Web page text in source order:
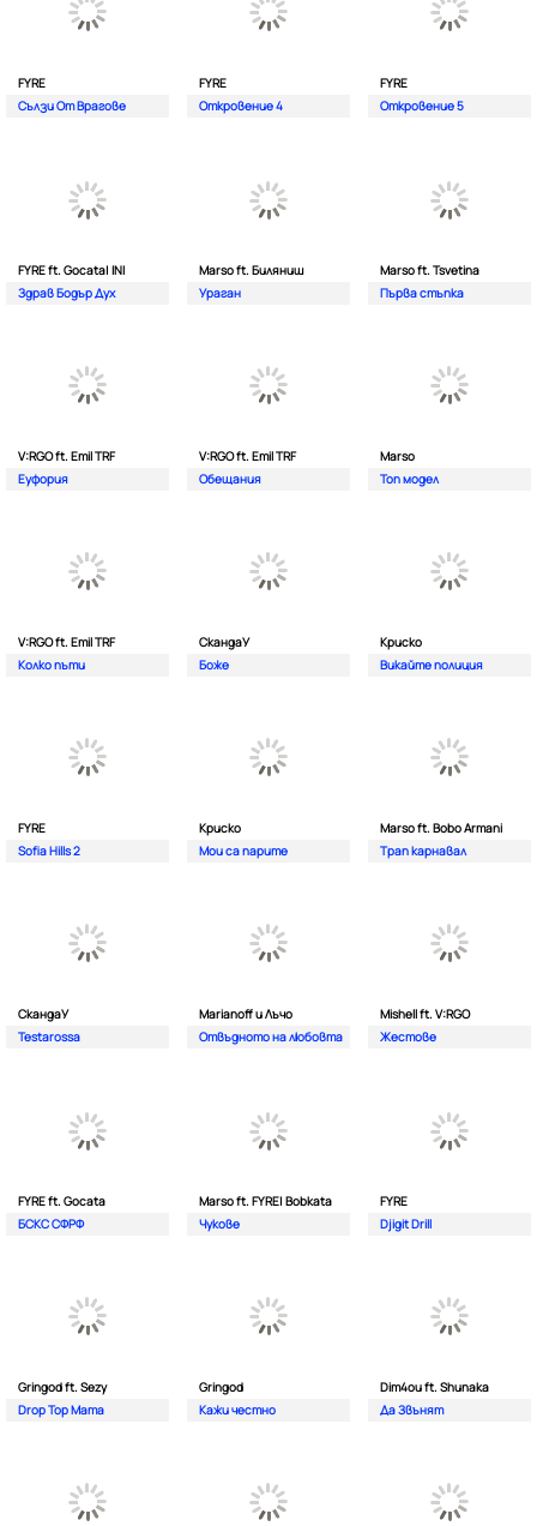
FYRE
Сълзи От Врагове
FYRE
Откровение 4
FYRE
Откровение 5
FYRE ft. Gocata| INI
Здрав Бодър Дух
Marso ft. Биляниш
Ураган
Marso ft. Tsvetina
Първа стъпка
V:RGO ft. Emil TRF
Еуфория
V:RGO ft. Emil TRF
Обещания
Marso
Топ модел
V:RGO ft. Emil TRF
Колко пъти
СкандаУ
Боже
Криско
Викайте полиция
FYRE
Sofia Hills 2
Криско
Мои са парите
Marso ft. Bobo Armani
Трап карнавал
СкандаУ
Testarossa
Marianoff и Лъчо
Отвъдното на любовта
Mishell ft. V:RGO
Жестове
FYRE ft. Gocata
БСКС СФРФ
Marso ft. FYRE| Bobkata
Чукове
FYRE
Djigit Drill
Gringod ft. Sezy
Drop Top Mama
Gringod
Кажи честно
Dim4ou ft. Shunaka
Да Звънят